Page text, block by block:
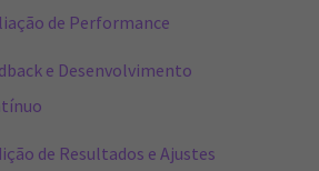
de Performance
e Desenvolvimento
de Resultados e Ajustes